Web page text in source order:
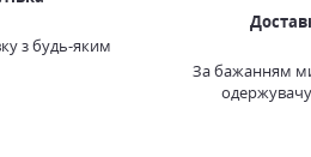
з будь-яким
За бажанням